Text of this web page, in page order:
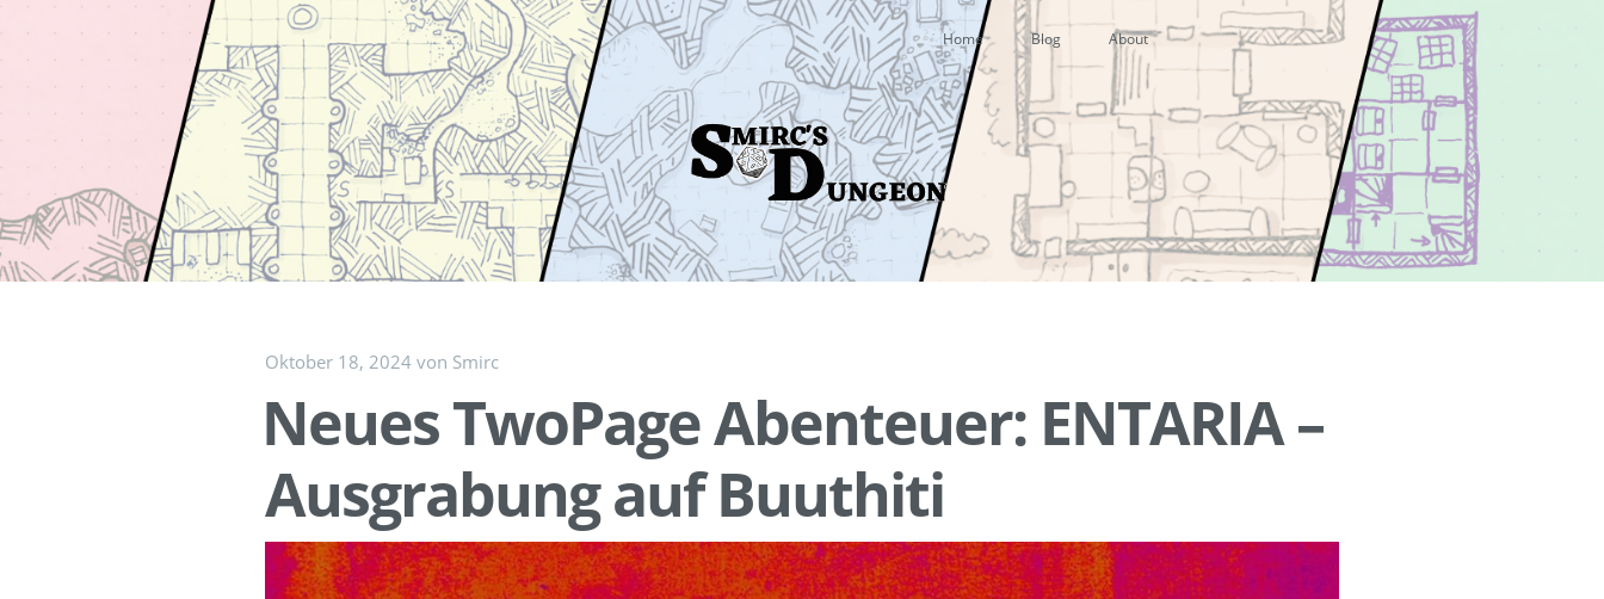
Springe
zum
Inhalt
Home Blog About
Oktober 18, 2024 von Smirc
Neues TwoPage Abenteuer: ENTARIA –
Ausgrabung auf Buuthiti